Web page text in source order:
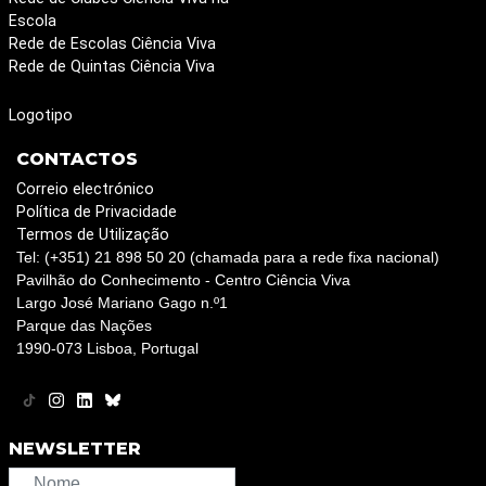
Escola
Rede de Escolas Ciência Viva
Rede de Quintas Ciência Viva
Logotipo
CONTACTOS
Correio electrónico
Política de Privacidade
Termos de Utilização
Tel: (+351) 21 898 50 20 (chamada para a rede fixa nacional)
Pavilhão do Conhecimento - Centro Ciência Viva
Largo José Mariano Gago n.º1
Parque das Nações
1990-073 Lisboa, Portugal
NEWSLETTER